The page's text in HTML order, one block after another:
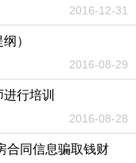
2016-12-31
）
2016-08-29
行培训
2016-08-28
合同信息骗取钱财